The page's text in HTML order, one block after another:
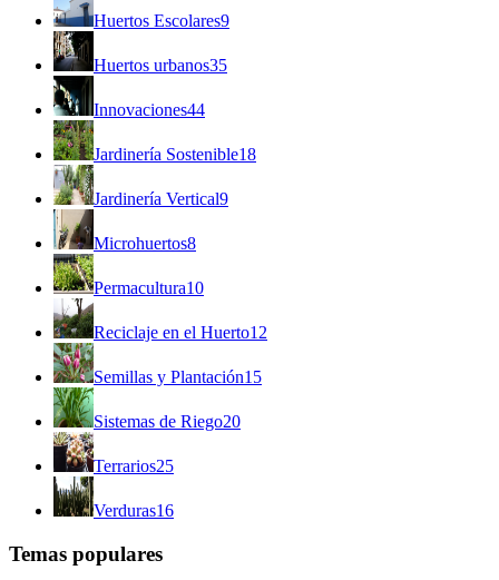
Huertos Escolares9
Huertos urbanos35
Innovaciones44
Jardinería Sostenible18
Jardinería Vertical9
Microhuertos8
Permacultura10
Reciclaje en el Huerto12
Semillas y Plantación15
Sistemas de Riego20
Terrarios25
Verduras16
Temas populares